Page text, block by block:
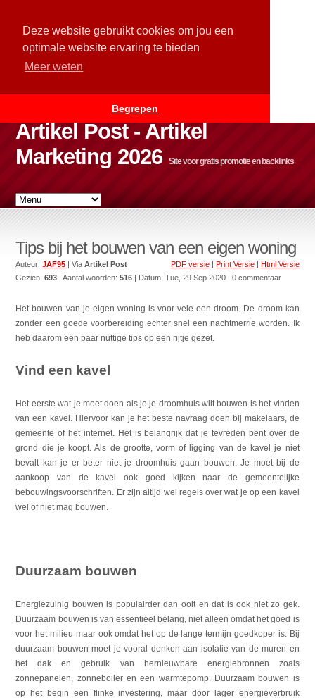
Deze website gebruikt cookies om jou een
optimale website ervaring te bieden
Meer weten
Begrepen
Artikel Post - Artikel
Marketing 2026
Site voor gratis promotie en backlinks
Tips bij het bouwen van een eigen woning
PDF versie| Print Versie| Html Versie
Auteur:JAF95 | ViaArtikel Post
Gezien:693 | Aantal woorden:516 | Datum:Tue, 29 Sep 2020 | 0 commentaar
Het bouwen van je eigen woning is voor vele een droom. De droom kan
zonder een goede voorbereiding echter snel een nachtmerrie worden. Ik
heb daarom een paar nuttige tips op een rijtje gezet.
Vind een kavel
Het eerste wat je moet doen als je je droomhuis wilt bouwen is het vinden
van een kavel. Hiervoor kan je het beste navraag doen bij makelaars, de
gemeente of het internet. Het is belangrijk dat je tevreden bent over de
grond die je koopt. Als de grootte, vorm of ligging van de kavel je niet
bevalt kan je er beter niet je droomhuis gaan bouwen. Je moet bij de
aankoop van de kavel ook goed kijken naar de gemeentelijke
bebouwingsvoorschriften. Er zijn altijd wel regels over wat je op een kavel
wel of niet mag bouwen.
Duurzaam bouwen
Energiezuinig bouwen is populairder dan ooit en dat is ook niet zo gek.
Duurzaam bouwen is van essentieel belang, niet alleen omdat het goed is
voor het milieu maar ook omdat het op de lange termijn goedkoper is. Bij
duurzaam bouwen moet je vooral denken aan isolatie van de muren en
het dak en gebruik van hernieuwbare energiebronnen zoals
zonnepanelen, zonneboiler en een warmtepomp. Duurzaam bouwen is
op het begin een flinke investering, maar door lager energieverbruik